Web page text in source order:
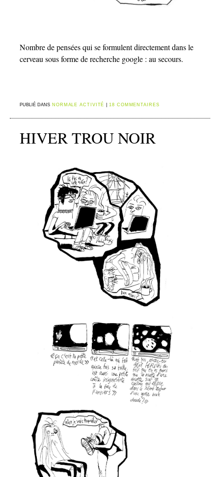
Nombre de pensées qui se formulent directement dans le
cerveau sous forme de recherche google : au secours.
PUBLIÉ DANS NORMALE ACTIVITÉ 18 COMMENTAIRES
HIVER TROU NOIR